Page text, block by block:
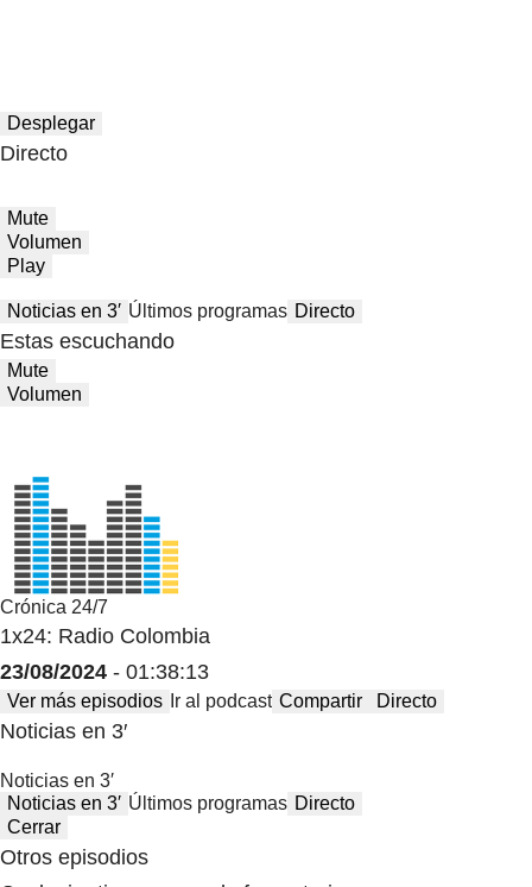
Desplegar
Directo
Mute
Volumen
Play
Noticias en 3′ Últimos programas Directo
Estas escuchando
Mute
Volumen
Crónica 24/7
1x24: Radio Colombia
23/08/2024 - 01:38:13
Ver más episodios Ir al podcast Compartir Directo
Noticias en 3′
Noticias en 3′
Noticias en 3′ Últimos programas Directo
Cerrar
Otros episodios